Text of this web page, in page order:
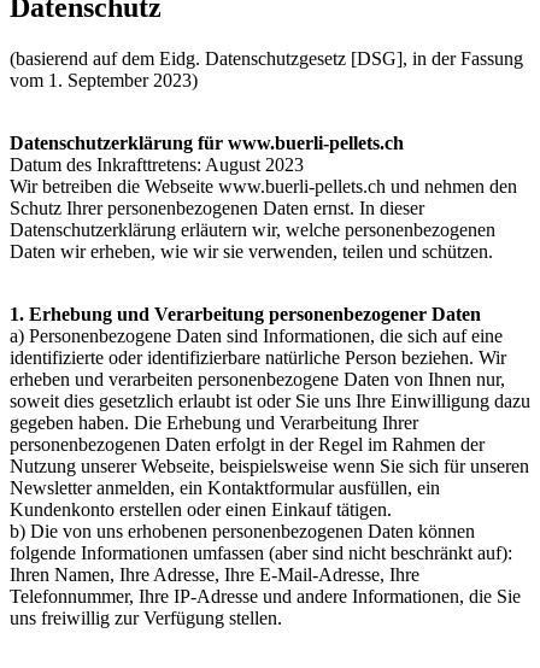
Datenschutz
(basierend auf dem Eidg. Datenschutzgesetz [DSG], in der Fassung
vom 1. September 2023)
Datenschutzerklärung für www.buerli-pellets.ch
Datum des Inkrafttretens: August 2023
Wir betreiben die Webseite www.buerli-pellets.ch und nehmen den
Schutz Ihrer personenbezogenen Daten ernst. In dieser
Datenschutzerklärung erläutern wir, welche personenbezogenen
Daten wir erheben, wie wir sie verwenden, teilen und schützen.
1. Erhebung und Verarbeitung personenbezogener Daten
a) Personenbezogene Daten sind Informationen, die sich auf eine
identifizierte oder identifizierbare natürliche Person beziehen. Wir
erheben und verarbeiten personenbezogene Daten von Ihnen nur,
soweit dies gesetzlich erlaubt ist oder Sie uns Ihre Einwilligung dazu
gegeben haben. Die Erhebung und Verarbeitung Ihrer
personenbezogenen Daten erfolgt in der Regel im Rahmen der
Nutzung unserer Webseite, beispielsweise wenn Sie sich für unseren
Newsletter anmelden, ein Kontaktformular ausfüllen, ein
Kundenkonto erstellen oder einen Einkauf tätigen.
b) Die von uns erhobenen personenbezogenen Daten können
folgende Informationen umfassen (aber sind nicht beschränkt auf):
Ihren Namen, Ihre Adresse, Ihre E-Mail-Adresse, Ihre
Telefonnummer, Ihre IP-Adresse und andere Informationen, die Sie
uns freiwillig zur Verfügung stellen.